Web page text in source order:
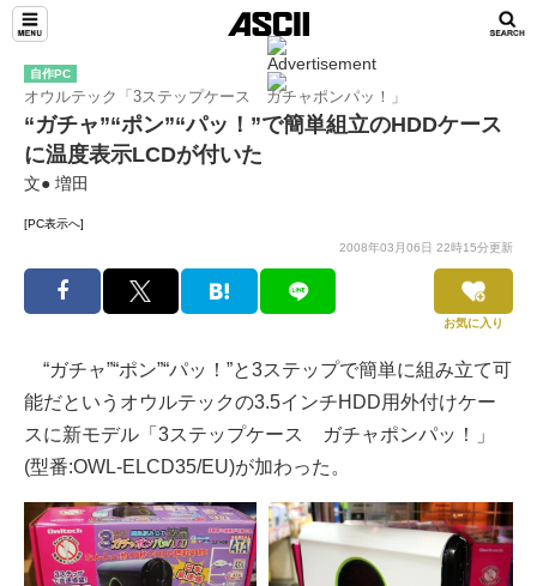
自作PC
オウルテック「3ステップケース ガチャポンパッ！」
“ガチャ”“ポン”“パッ！”で簡単組立のHDDケース
に温度表示LCDが付いた
文● 増田
[PC表示へ]
2008年03月06日 22時15分更新
お気に入り
“ガチャ”“ポン”“パッ！”と3ステップで簡単に組み立て可
能だというオウルテックの3.5インチHDD用外付けケー
スに新モデル「3ステップケース ガチャポンパッ！」
(型番:OWL-ELCD35/EU)が加わった。